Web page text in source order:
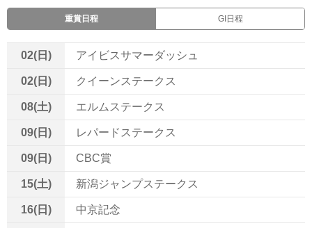
重賞日程 GI日程
02(日) アイビスサマーダッシュ
02(日) クイーンステークス
08(土) エルムステークス
09(日) レパードステークス
09(日) CBC賞
15(土) 新潟ジャンプステークス
16(日) 中京記念